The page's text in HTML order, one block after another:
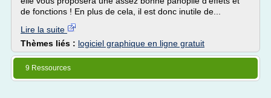
de fonctions ! En plus de cela, il est donc inutile de...
Lire la suite
Thèmes liés : logiciel graphique en ligne gratuit
9 Ressources